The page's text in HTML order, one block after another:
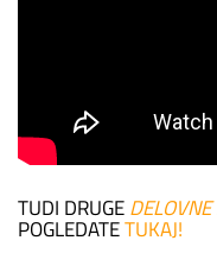
TUDI DRUGE
POGLEDATETUKAJ!